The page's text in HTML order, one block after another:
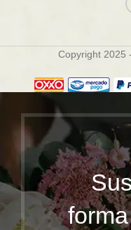
Copyright 2025